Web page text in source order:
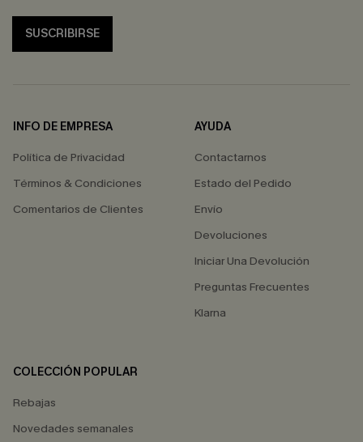
SUSCRIBIRSE
INFO DE EMPRESA
Política de Privacidad
Términos & Condiciones
Comentarios de Clientes
AYUDA
Contactarnos
Estado del Pedido
Envío
Devoluciones
Iniciar Una Devolución
Preguntas Frecuentes
Klarna
COLECCIÓN POPULAR
Rebajas
Novedades semanales